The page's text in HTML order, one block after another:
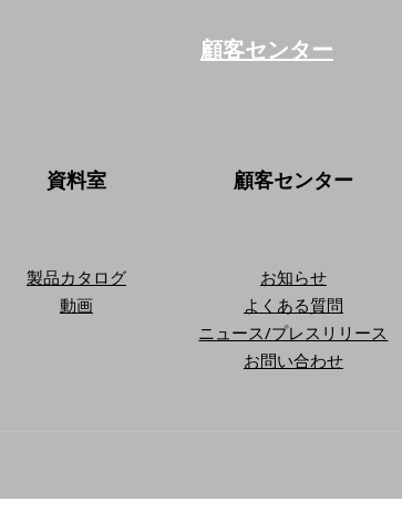
顧客センター
資料室
製品カタログ
動画
顧客センター
お知らせ
よくある質問
ニュース/プレスリリース
お問い合わせ